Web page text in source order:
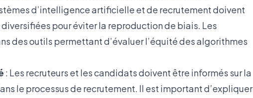
d’intelligence artificielle et de recrutement doivent
pour éviter la reproduction de biais. Les
des outils permettant d’évaluer l’équité des algorithmes
: Les recruteurs et les candidats doivent être informés sur la
le processus de recrutement. Il est important d’expliquer